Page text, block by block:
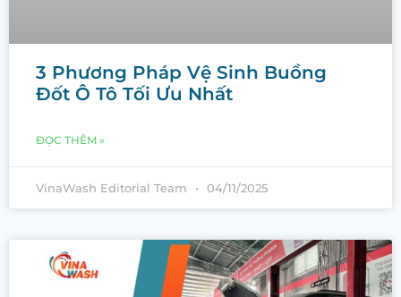
3 Phương Pháp Vệ Sinh Buồng
Đốt Ô Tô Tối Ưu Nhất
ĐỌC THÊM »
VinaWash Editorial Team 04/11/2025